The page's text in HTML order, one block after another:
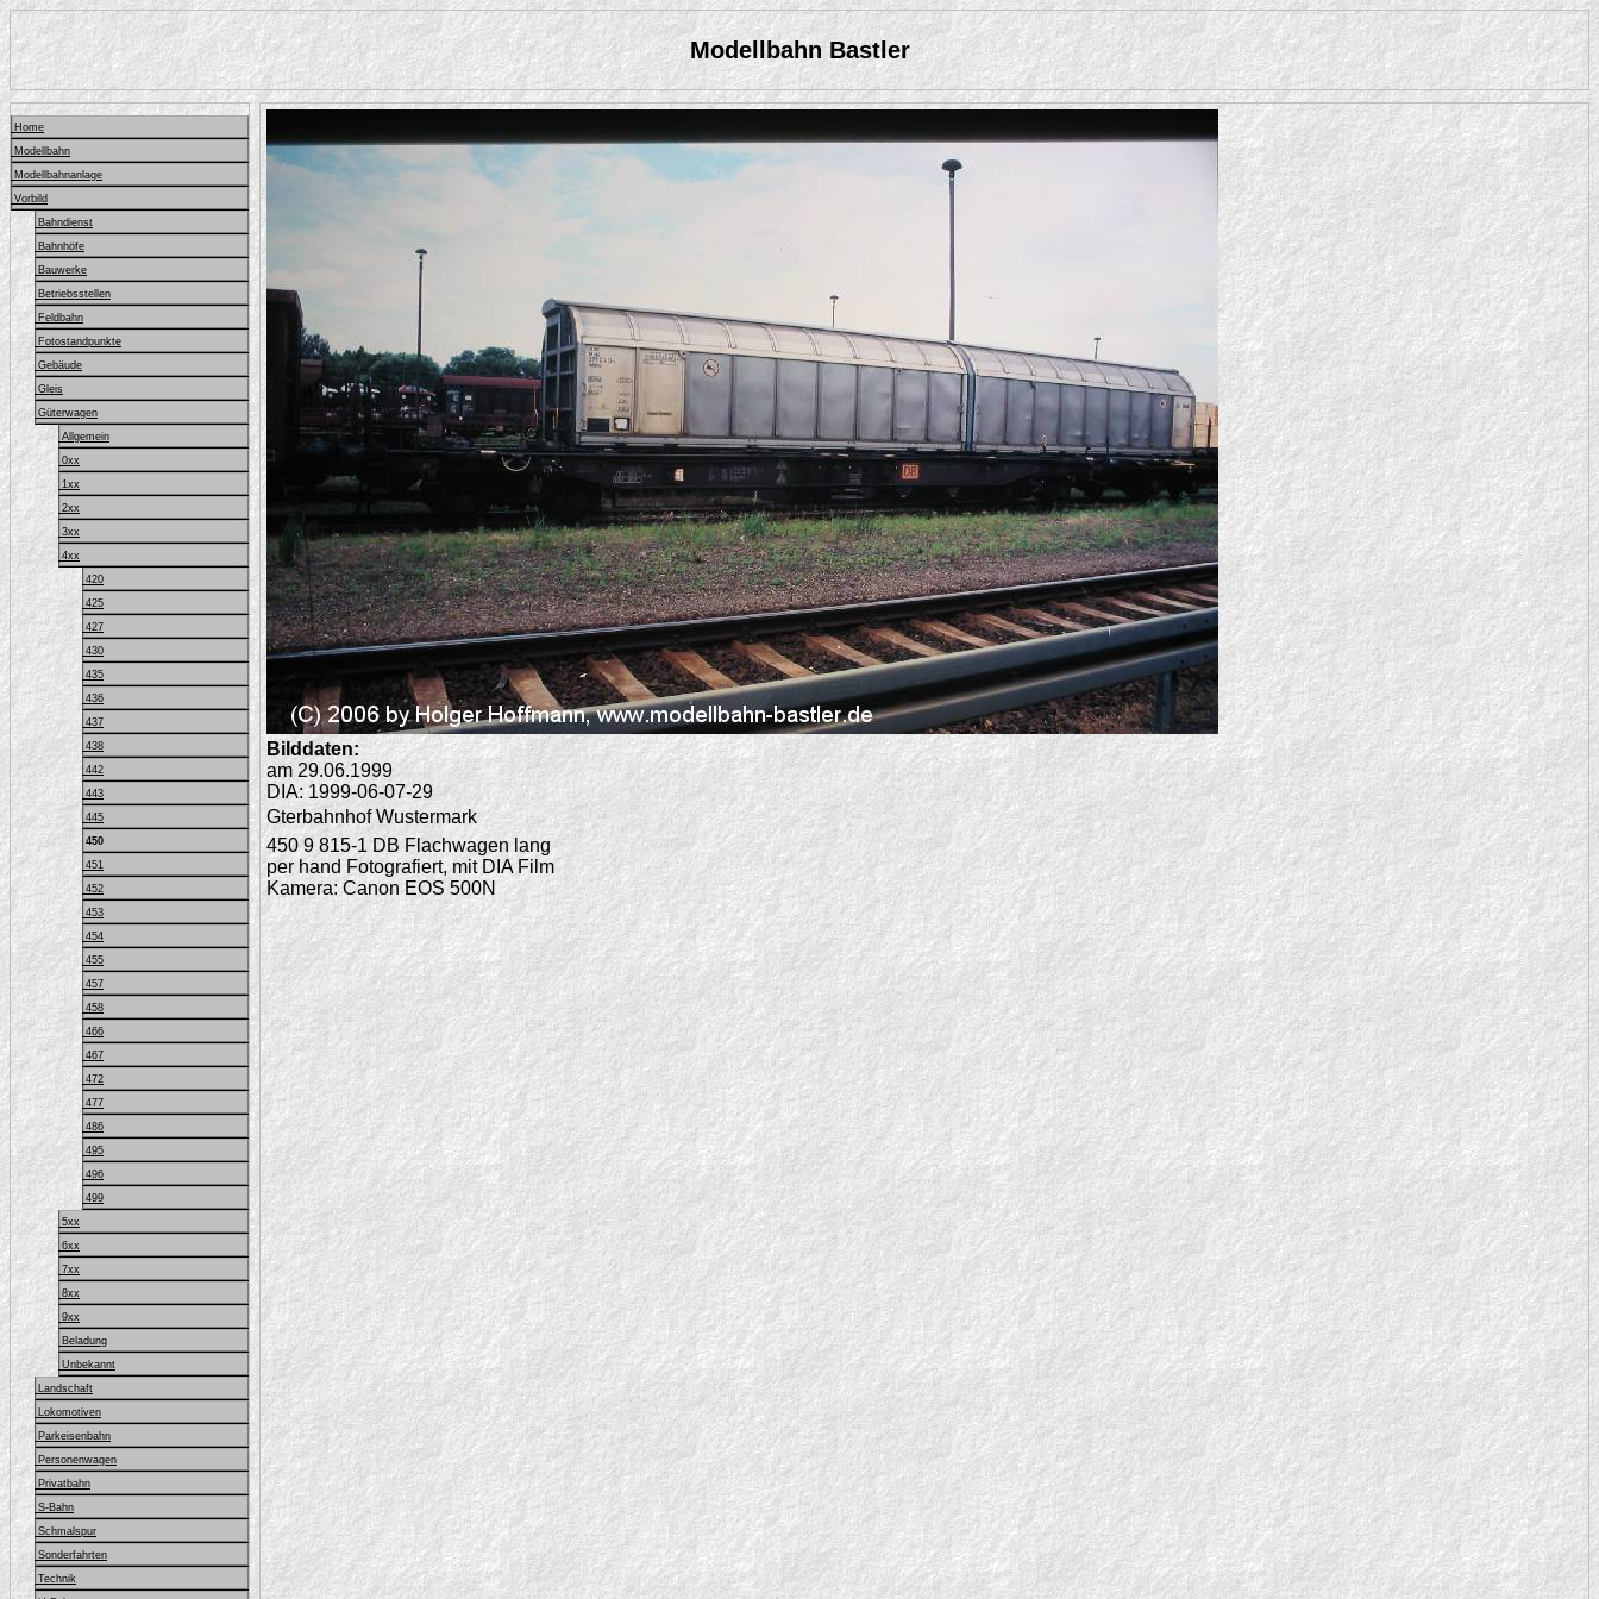
Modellbahn Bastler
Home
Modellbahn
Modellbahnanlage
Vorbild
Bahndienst
Bahnhöfe
Bauwerke
Betriebsstellen
Feldbahn
Fotostandpunkte
Gebäude
Gleis
Güterwagen
Allgemein
0xx
1xx
2xx
3xx
4xx
420
425
427
430
435
436
437
438
442
443
445
450
451
452
453
454
455
457
458
466
467
472
477
486
495
496
499
5xx
6xx
7xx
8xx
9xx
Beladung
Unbekannt
Landschaft
Lokomotiven
Parkeisenbahn
Personenwagen
Privatbahn
S-Bahn
Schmalspur
Sonderfahrten
Technik
Bilddaten:
am 29.06.1999
DIA: 1999-06-07-29
Gterbahnhof Wustermark
450 9 815-1 DB Flachwagen lang
per hand Fotografiert, mit DIA Film
Kamera: Canon EOS 500N